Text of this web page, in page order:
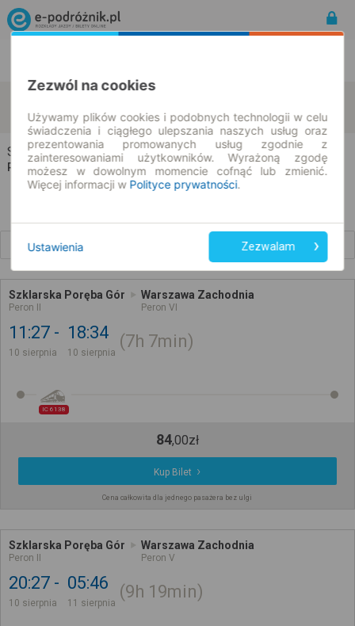
10.08.2026 | -- : --
Szklarska Poręba → Warszawa
Rozkład jazdy i bilety
Szklarska Poręba Gór
Peron II
Warszawa Zachodnia
Peron VI
11:27
10 sierpnia
18:34
10 sierpnia
7h 7min
IC 6138
84,00zł
Kup Bilet
Cena całkowita dla jednego pasażera bez ulgi
Szklarska Poręba Gór
Peron II
Warszawa Zachodnia
Peron V
20:27
10 sierpnia
05:46
11 sierpnia
9h 19min
Zezwól na cookies
Używamy plików cookies i podobnych technologii w celu
świadczenia i ciągłego ulepszania naszych usług oraz
prezentowania promowanych usług zgodnie z
zainteresowaniami użytkowników. Wyrażoną zgodę
możesz w dowolnym momencie cofnąć lub zmienić.
Więcej informacji w Polityce prywatności.
Ustawienia Zezwalam